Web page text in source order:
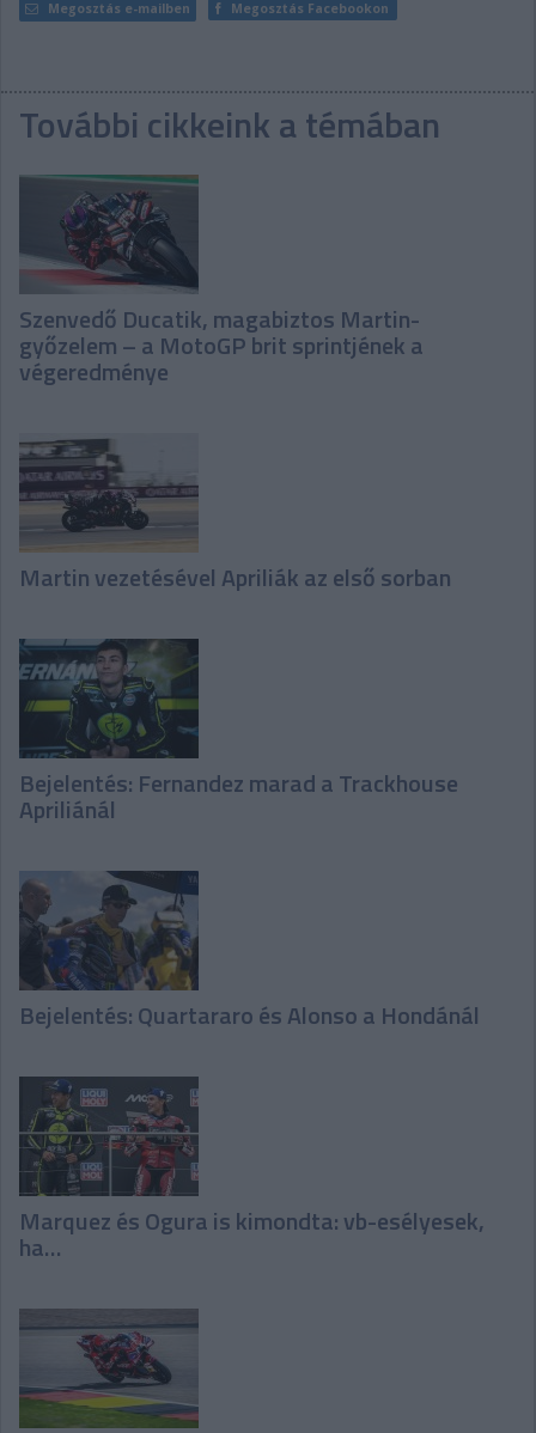
Megosztás e-mailben Megosztás Facebookon
További cikkeink a témában
Szenvedő Ducatik, magabiztos Martin-
győzelem – a MotoGP brit sprintjének a
végeredménye
Martin vezetésével Apriliák az első sorban
Bejelentés: Fernandez marad a Trackhouse
Apriliánál
Bejelentés: Quartararo és Alonso a Hondánál
Marquez és Ogura is kimondta: vb-esélyesek,
ha…